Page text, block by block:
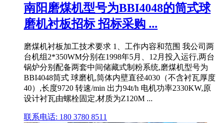
南阳磨煤机型号为BBI4048的筒式球
磨机衬板招标 招标采购 ...
磨煤机衬板加工技术要求 1、工作内容和范围 我公司两
台机组2*350WM分别在1998年5月、12月投入运行,两台
锅炉分别配备两套中间储藏式制粉系统,磨煤机型号为
BBI4048筒式 球磨机,筒体内壁直径4030（不含衬瓦厚度
40）,长度9720 转速/min 出力94t/h 电机功率2330KW,原
设计衬瓦由螺栓固定,材质为Z120M ...
联系电话: 180 3780 8511